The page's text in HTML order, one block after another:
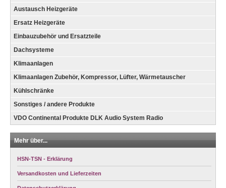
Austausch Heizgeräte
Ersatz Heizgeräte
Einbauzubehör und Ersatzteile
Dachsysteme
Klimaanlagen
Klimaanlagen Zubehör, Kompressor, Lüfter, Wärmetauscher
Kühlschränke
Sonstiges / andere Produkte
VDO Continental Produkte DLK Audio System Radio
Mehr über...
HSN-TSN - Erklärung
Versandkosten und Lieferzeiten